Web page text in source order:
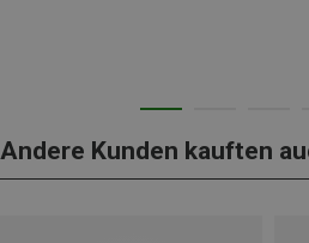
Andere Kunden kauften